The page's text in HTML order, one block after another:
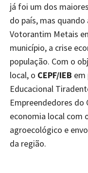
já foi um dos
do país, mas
Votorantim Metais
município, a crise
população. Com o
local, o CEPF/IEB
Educacional
Empreendedores do
economia local com
agroecológico e
da região.